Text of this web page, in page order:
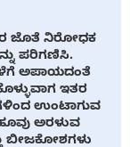
ಜೊತೆ ನಿರೋಧಕ
ಪರಿಗಣಿಸಿ.
ಅಪಾಯದಂತೆ
ಇತರ
ಉಂಟಾಗುವ
ಅರಳುವ
ಬೀಜಕೋಶಗಳು